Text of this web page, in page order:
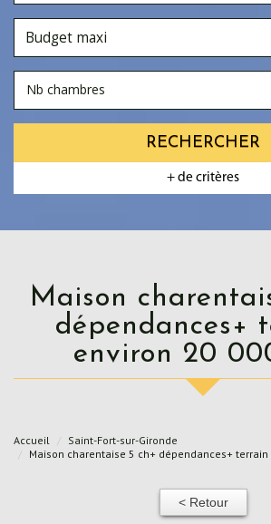
Nb chambres
RECHERCHER
+ de critères
Maison charentaise 5 ch+
dépendances+
environ 20
Accueil
Saint-Fort-sur-Gironde
Maison charentaise 5 ch+ dépendances+
< Retour